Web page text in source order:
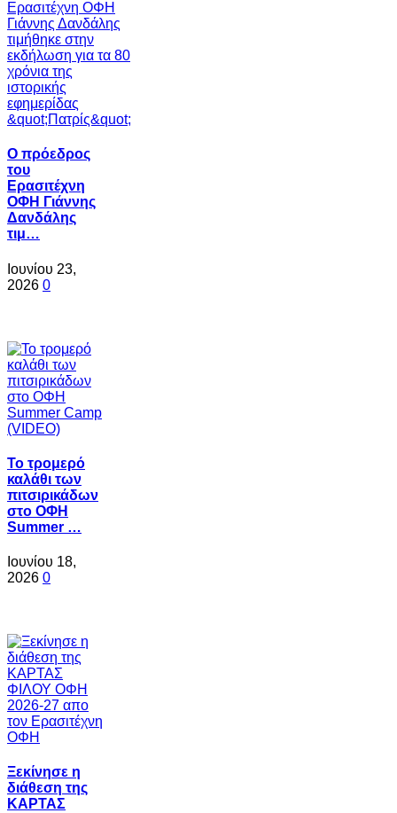
Ο πρόεδρος
του
Ερασιτέχνη
ΟΦΗ Γιάννης
Δανδάλης
τιμ…
Ιουνίου 23,
2026 0
Το τρομερό
καλάθι των
πιτσιρικάδων
στο ΟΦΗ
Summer …
Ιουνίου 18,
2026 0
Ξεκίνησε η
διάθεση της
ΚΑΡΤΑΣ